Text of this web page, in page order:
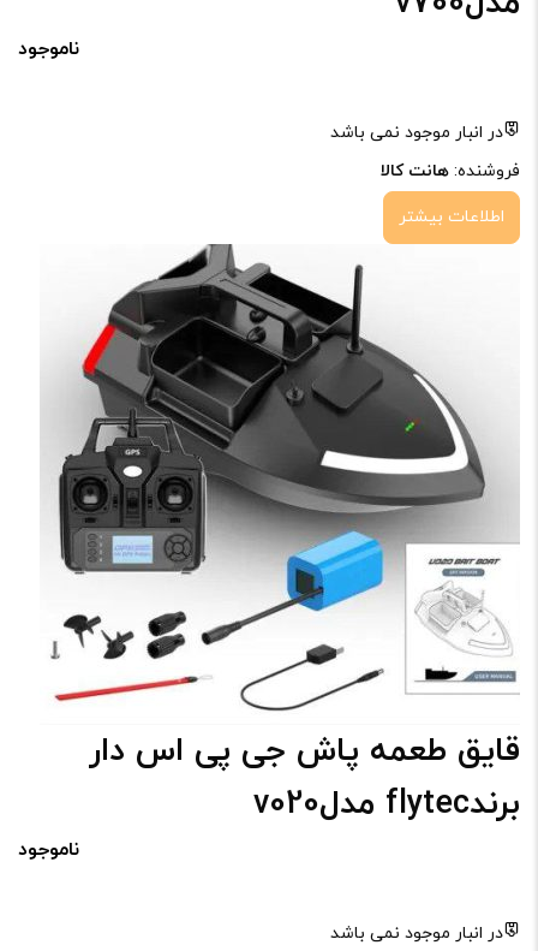
ناموجود
در انبار موجود نمی باشد
فروشنده: هانت کالا
اطلاعات بیشتر
قایق طعمه پاش جی پی اس دار
برندflytec مدلv020
ناموجود
در انبار موجود نمی باشد